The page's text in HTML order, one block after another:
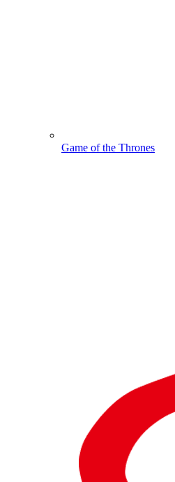
Game of the Thrones